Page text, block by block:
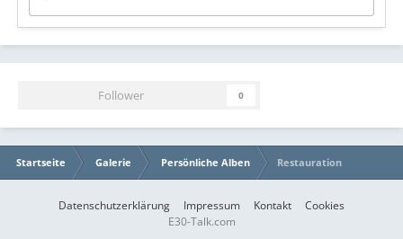
Follower 0
Startseite Galerie Persönliche Alben Restauration
Datenschutzerklärung Impressum Kontakt
Cookies
E30-Talk.com